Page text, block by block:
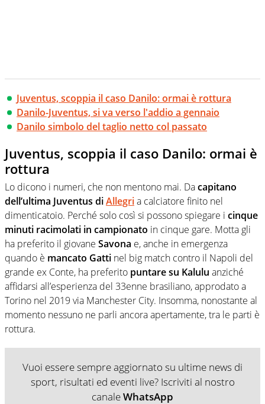
Juventus, scoppia il caso Danilo: ormai è rottura
Danilo-Juventus, si va verso l'addio a gennaio
Danilo simbolo del taglio netto col passato
Juventus, scoppia il caso Danilo: ormai è
rottura
Lo dicono i numeri, che non mentono mai. Dacapitano
dell’ultima Juventus diAllegria calciatore finito nel
dimenticatoio. Perché solo così si possono spiegare i cinque
minuti racimolati in campionato in cinque gare. Motta gli
ha preferito il giovane Savona e, anche in emergenza
quando è mancato Gatti nel big match contro il Napoli del
grande ex Conte, ha preferito puntare su Kalulu anziché
affidarsi all’esperienza del 33enne brasiliano, approdato a
Torino nel 2019 via Manchester City. Insomma, nonostante al
momento nessuno ne parli ancora apertamente, tra le parti è
rottura.
Vuoi essere sempre aggiornato su ultime news di
sport, risultati ed eventi live? Iscriviti al nostro
canaleWhatsApp